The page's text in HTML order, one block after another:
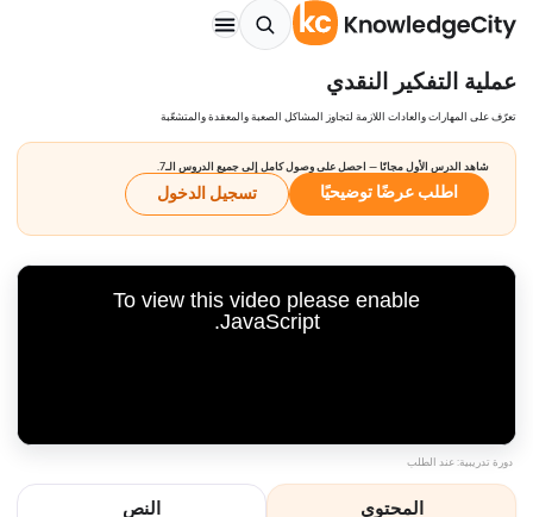
عملية التفكير النقدي
تعرّف على المهارات والعادات اللازمة لتجاوز المشاكل الصعبة والمعقدة والمتشعّبة
شاهد الدرس الأول مجانًا — احصل على وصول كامل إلى جميع الدروس الـ7.
اطلب عرضًا توضيحيًا تسجيل الدخول
To view this video please enable
JavaScript.
دورة تدريبية: عند الطلب
المحتوى النص